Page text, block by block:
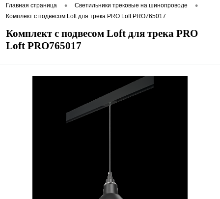
Главная страница • Светильники трековые на шинопроводе •
Комплект с подвесом Loft для трека PRO Loft PRO765017
Комплект с подвесом Loft для трека PRO
Loft PRO765017